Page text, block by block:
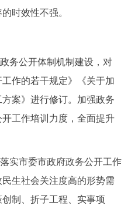
时效性不强。
公开体制机制建设，对
工作的若干规定》《关于加
案》进行修订。加强政务
工作培训力度，全面提升
市委市政府政务公开工作
生社会关注度高的形势需
制、折子工程、实事项